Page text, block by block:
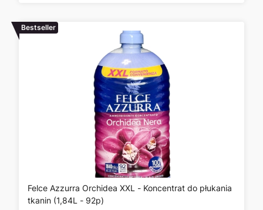
Bestseller
Felce Azzurra Orchidea XXL - Koncentrat do płukania
tkanin (1,84L - 92p)